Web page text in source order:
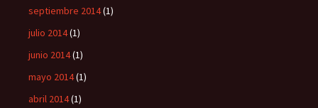
septiembre 2014(1)
julio 2014(1)
junio 2014(1)
mayo 2014(1)
abril 2014(1)